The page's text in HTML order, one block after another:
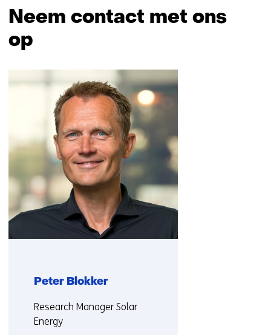
n
Neem contact met ons
op
over
(Neem
contact
met
ons
op)
Peter Blokker
Functie:
Research Manager Solar
Energy